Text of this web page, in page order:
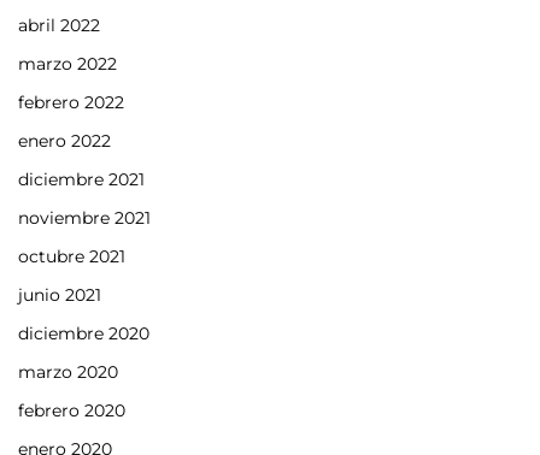
abril 2022
marzo 2022
febrero 2022
enero 2022
diciembre 2021
noviembre 2021
octubre 2021
junio 2021
diciembre 2020
marzo 2020
febrero 2020
enero 2020